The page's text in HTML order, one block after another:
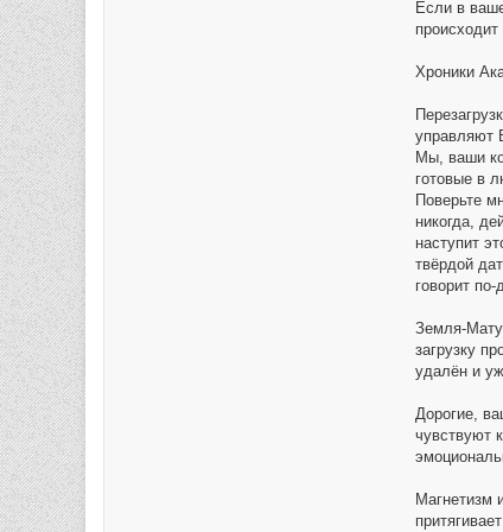
Если в
Хроники
управляют
Мы, ваши
готовые в
Поверьте
никогда,
наступит
твёрдой
говорит
Земля-
загрузку
удалён и
Дорогие,
чувствуют
Магнетизм